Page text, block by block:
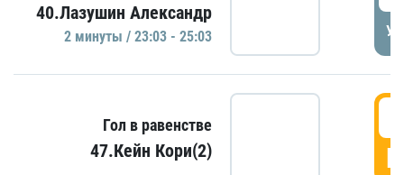
40.Лазушин Александр
2 минуты / 23:03 - 25:03
Гол в равенстве
47.Кейн Кори(2)